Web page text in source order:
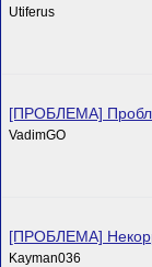
Utiferus
[ПРОБЛЕМА]
VadimGO
[ПРОБЛЕМА]
Kayman036